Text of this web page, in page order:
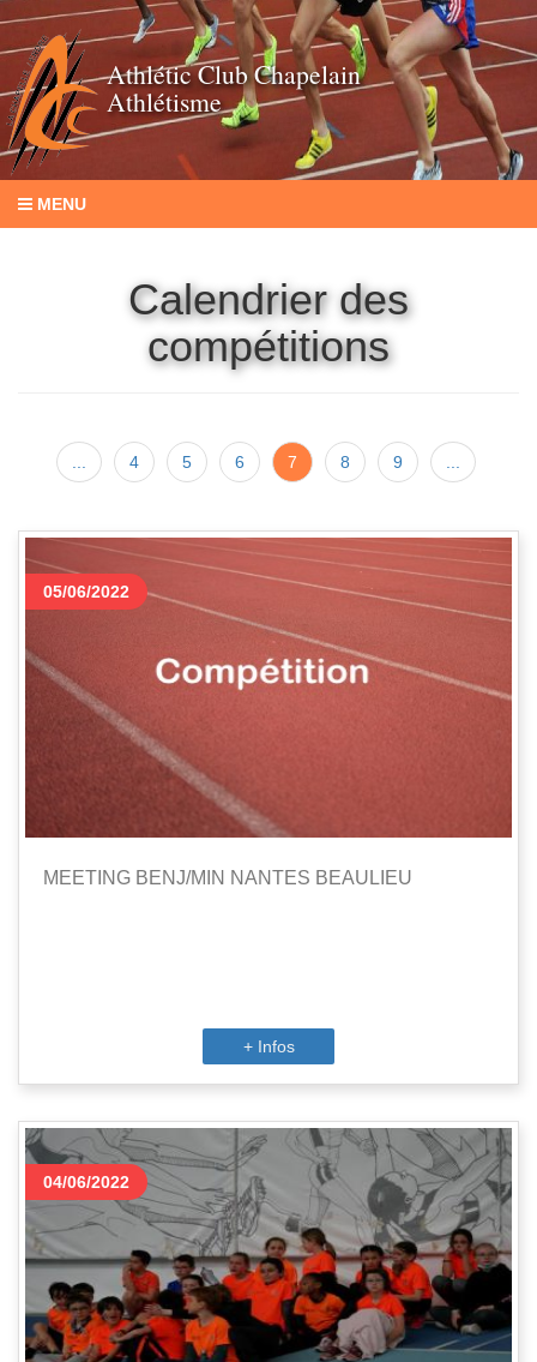
Athlétic Club Chapelain
Athlétisme
MENU
Calendrier des
compétitions
4 5 6 7 8 9
MEETING BENJ/MIN NANTES BEAULIEU
+ Infos
05/06/2022
04/06/2022